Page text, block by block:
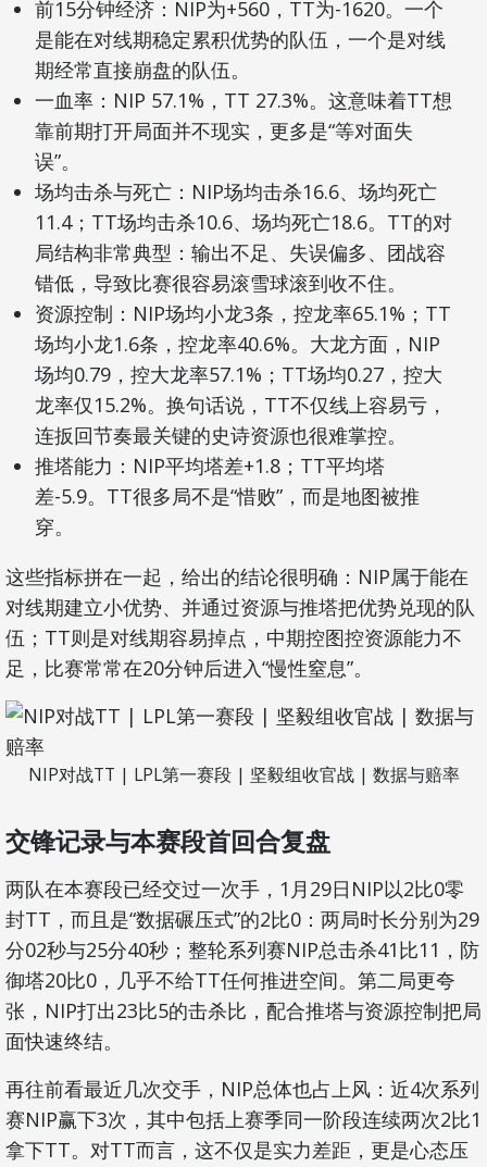
前15分钟经济：NIP为+560，TT为-1620。一个
是能在对线期稳定累积优势的队伍，一个是对线
期经常直接崩盘的队伍。
一血率：NIP 57.1%，TT 27.3%。这意味着TT想
靠前期打开局面并不现实，更多是“等对面失
误”。
场均击杀与死亡：NIP场均击杀16.6、场均死亡
11.4；TT场均击杀10.6、场均死亡18.6。TT的对
局结构非常典型：输出不足、失误偏多、团战容
错低，导致比赛很容易滚雪球滚到收不住。
资源控制：NIP场均小龙3条，控龙率65.1%；TT
场均小龙1.6条，控龙率40.6%。大龙方面，NIP
场均0.79，控大龙率57.1%；TT场均0.27，控大
龙率仅15.2%。换句话说，TT不仅线上容易亏，
连扳回节奏最关键的史诗资源也很难掌控。
推塔能力：NIP平均塔差+1.8；TT平均塔
差-5.9。TT很多局不是“惜败”，而是地图被推
穿。
这些指标拼在一起，给出的结论很明确：NIP属于能在
对线期建立小优势、并通过资源与推塔把优势兑现的队
伍；TT则是对线期容易掉点，中期控图控资源能力不
足，比赛常常在20分钟后进入“慢性窒息”。
NIP对战TT | LPL第一赛段 | 坚毅组收官战 | 数据与赔率
交锋记录与本赛段首回合复盘
两队在本赛段已经交过一次手，1月29日NIP以2比0零
封TT，而且是“数据碾压式”的2比0：两局时长分别为29
分02秒与25分40秒；整轮系列赛NIP总击杀41比11，防
御塔20比0，几乎不给TT任何推进空间。第二局更夸
张，NIP打出23比5的击杀比，配合推塔与资源控制把局
面快速终结。
再往前看最近几次交手，NIP总体也占上风：近4次系列
赛NIP赢下3次，其中包括上赛季同一阶段连续两次2比1
拿下TT。对TT而言，这不仅是实力差距，更是心态压